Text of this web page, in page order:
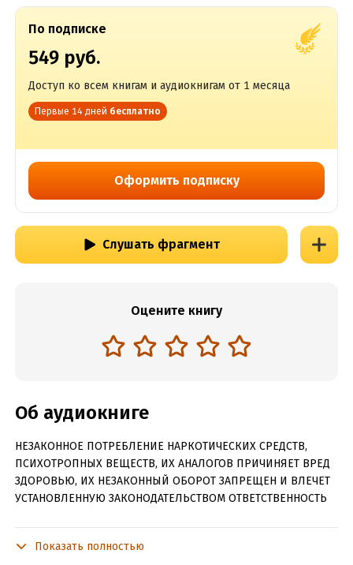
По подписке
549 руб.
Доступ ко всем книгам и аудиокнигам от 1 месяца
Первые 14 дней бесплатно
Оформить подписку
Слушать фрагмент
Оцените книгу
Об аудиокниге
НЕЗАКОННОЕ ПОТРЕБЛЕНИЕ НАРКОТИЧЕСКИХ СРЕДСТВ,
ПСИХОТРОПНЫХ ВЕЩЕСТВ, ИХ АНАЛОГОВ ПРИЧИНЯЕТ ВРЕД
ЗДОРОВЬЮ, ИХ НЕЗАКОННЫЙ ОБОРОТ ЗАПРЕЩЕН И ВЛЕЧЕТ
УСТАНОВЛЕННУЮ ЗАКОНОДАТЕЛЬСТВОМ ОТВЕТСТВЕННОСТЬ
привлекательная обязанность, которую ему навязали. Их
Показать полностью